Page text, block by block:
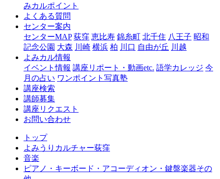
窪
みカルポイント
よくある質問
センター案内
センターMAP 荻窪 恵比寿 錦糸町 北千住 八王子 昭和
記念公園 大森 川崎 横浜 柏 川口 自由が丘 川越
よみカル情報
イベント情報 講座リポート・動画etc. 語学カレッジ 今
月の占い ワンポイント写真塾
講座検索
講師募集
講座リクエスト
お問い合わせ
トップ
よみうりカルチャー荻窪
音楽
ピアノ・キーボード・アコーディオン・鍵盤楽器その